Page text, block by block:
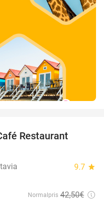
Restaurant
9.7 star
Normalpris 42,50€